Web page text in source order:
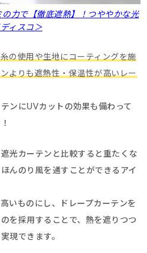
の力で【徹底遮熱】！つややかな光
ィスコ＞
の使用や生地にコーティングを施
よりも遮熱性・保温性が高いレー
ンにUVカットの効果も備わって
光カーテンと比較すると重たくな
んのり風を通すことができるアイ
いものにし、ドレープカーテンを
を採用することで、熱を遮りつつ
現できます。